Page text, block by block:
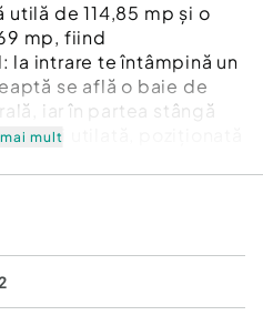
de 114,85 mp și o
mp, fiind
intrare te întâmpină un
se află o baie de
iar în partea stângă
și utilată, poziționată
generos, în suprafață
de dining și cu
închisă cu geamuri
pentru relaxare sau timp
mult